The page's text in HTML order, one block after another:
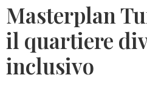
Masterplan
il quartiere
inclusivo